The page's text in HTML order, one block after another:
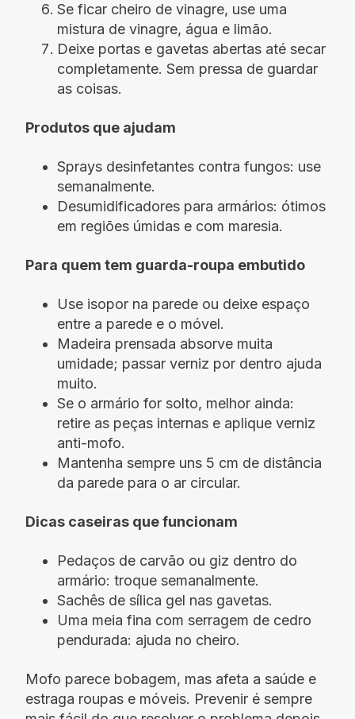
Se ficar cheiro de vinagre, use uma
mistura de vinagre, água e limão.
Deixe portas e gavetas abertas até secar
completamente. Sem pressa de guardar
as coisas.
Produtos que ajudam
Sprays desinfetantes contra fungos: use
semanalmente.
Desumidificadores para armários: ótimos
em regiões úmidas e com maresia.
Para quem tem guarda-roupa embutido
Use isopor na parede ou deixe espaço
entre a parede e o móvel.
Madeira prensada absorve muita
umidade; passar verniz por dentro ajuda
muito.
Se o armário for solto, melhor ainda:
retire as peças internas e aplique verniz
anti-mofo.
Mantenha sempre uns 5 cm de distância
da parede para o ar circular.
Dicas caseiras que funcionam
Pedaços de carvão ou giz dentro do
armário: troque semanalmente.
Sachês de sílica gel nas gavetas.
Uma meia fina com serragem de cedro
pendurada: ajuda no cheiro.
Mofo parece bobagem, mas afeta a saúde e
estraga roupas e móveis. Prevenir é sempre